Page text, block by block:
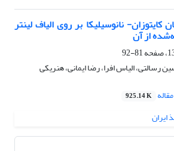
کایتوزان- نانوسیلیکا بر روی الیاف لینتر
از آن
81-92
الیاس افرا، رضا ایمانی، هنریکی
925.14 K